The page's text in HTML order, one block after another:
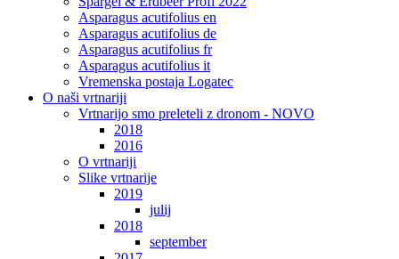
Asparagus acutifolius en
Asparagus acutifolius de
Asparagus acutifolius fr
Asparagus acutifolius it
Vremenska postaja Logatec
O naši vrtnariji
Vrtnarijo smo preleteli z dronom - NOVO
2018
2016
O vrtnariji
Slike vrtnarije
2019
julij
2018
september